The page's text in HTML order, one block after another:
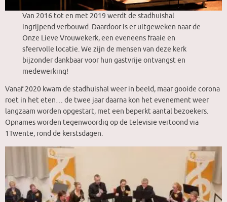
Van 2016 tot en met 2019 werdt de stadhuishal
ingrijpend verbouwd. Daardoor is er uitgeweken naar de
Onze Lieve Vrouwekerk, een eveneens fraaie en
sfeervolle locatie. We zijn de mensen van deze kerk
bijzonder dankbaar voor hun gastvrije ontvangst en
medewerking!
Vanaf 2020 kwam de stadhuishal weer in beeld, maar gooide corona
roet in het eten… de twee jaar daarna kon het evenement weer
langzaam worden opgestart, met een beperkt aantal bezoekers.
Opnames worden tegenwoordig op de televisie vertoond via
1Twente, rond de kerstsdagen.